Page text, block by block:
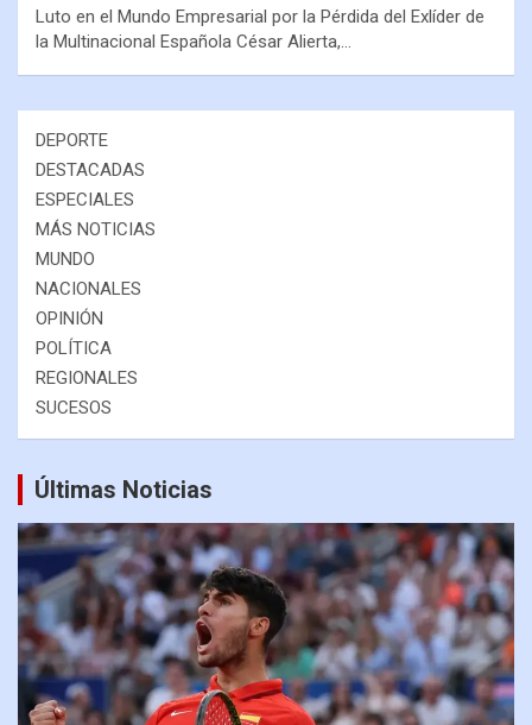
Luto en el Mundo Empresarial por la Pérdida del Exlíder de
la Multinacional Española César Alierta,…
DEPORTE
DESTACADAS
ESPECIALES
MÁS NOTICIAS
MUNDO
NACIONALES
OPINIÓN
POLÍTICA
REGIONALES
SUCESOS
Últimas Noticias